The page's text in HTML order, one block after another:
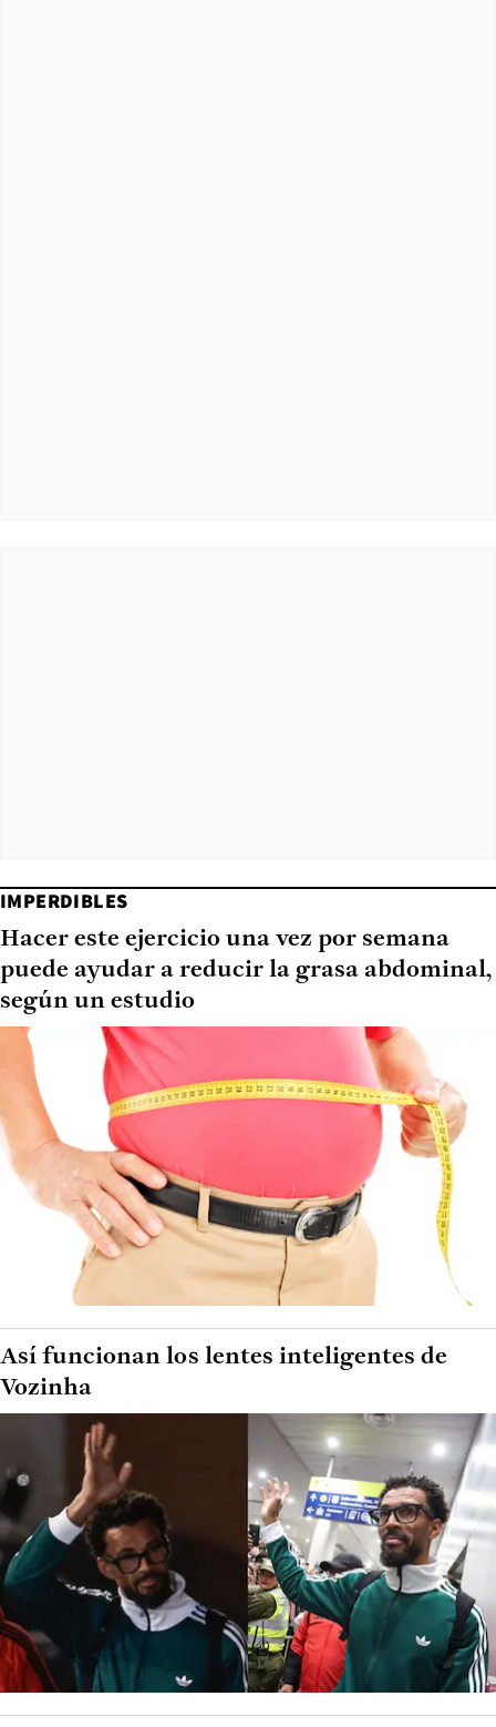
IMPERDIBLES
Hacer este ejercicio una vez por semana
puede ayudar a reducir la grasa abdominal,
según un estudio
Así funcionan los lentes inteligentes de
Vozinha